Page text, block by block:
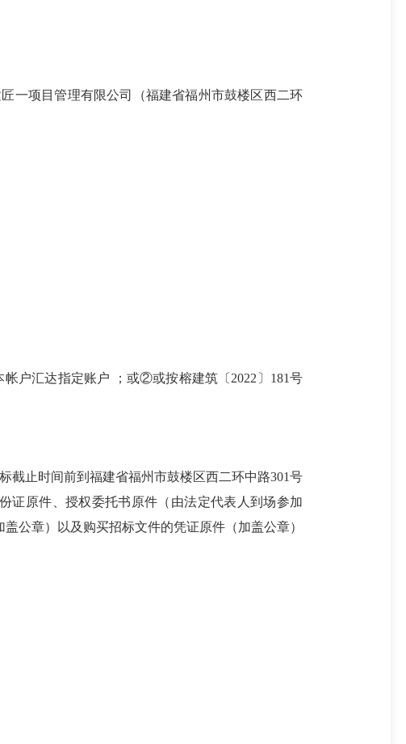
一项目管理有限公司（福建省福州市鼓楼区西二环
户汇达指定账户 ；或②或按榕建筑〔2022〕181号
截止时间前到福建省福州市鼓楼区西二环中路301号
证原件、授权委托书原件（由法定代表人到场参加
公章）以及购买招标文件的凭证原件（加盖公章）